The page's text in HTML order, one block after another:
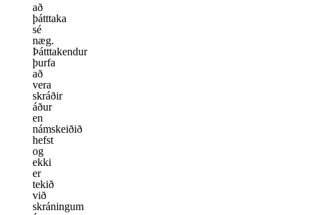
að
þátttaka
sé
næg.
Þátttakendur
þurfa
að
vera
skráðir
áður
en
námskeiðið
hefst
og
ekki
er
tekið
við
skráningum